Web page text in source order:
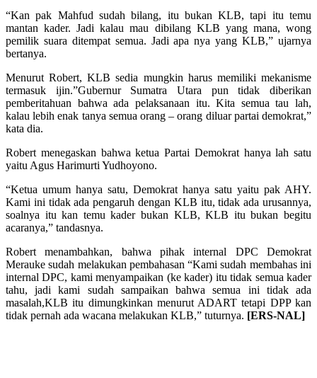
“Kan pak Mahfud sudah bilang, itu bukan KLB, tapi itu temu
mantan kader. Jadi kalau mau dibilang KLB yang mana, wong
pemilik suara ditempat semua. Jadi apa nya yang KLB,” ujarnya
bertanya.
Menurut Robert, KLB sedia mungkin harus memiliki mekanisme
termasuk ijin.”Gubernur Sumatra Utara pun tidak diberikan
pemberitahuan bahwa ada pelaksanaan itu. Kita semua tau lah,
kalau lebih enak tanya semua orang – orang diluar partai demokrat,”
kata dia.
Robert menegaskan bahwa ketua Partai Demokrat hanya lah satu
yaitu Agus Harimurti Yudhoyono.
“Ketua umum hanya satu, Demokrat hanya satu yaitu pak AHY.
Kami ini tidak ada pengaruh dengan KLB itu, tidak ada urusannya,
soalnya itu kan temu kader bukan KLB, KLB itu bukan begitu
acaranya,” tandasnya.
Robert menambahkan, bahwa pihak internal DPC Demokrat
Merauke sudah melakukan pembahasan “Kami sudah membahas ini
internal DPC, kami menyampaikan (ke kader) itu tidak semua kader
tahu, jadi kami sudah sampaikan bahwa semua ini tidak ada
masalah,KLB itu dimungkinkan menurut ADART tetapi DPP kan
tidak pernah ada wacana melakukan KLB,” tuturnya. [ERS-NAL]